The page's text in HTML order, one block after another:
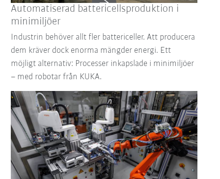
Automatiserad battericellsproduktion i
minimiljöer
Industrin behöver allt fler battericeller. Att producera
dem kräver dock enorma mängder energi. Ett
möjligt alternativ: Processer inkapslade i minimiljöer
– med robotar från KUKA.